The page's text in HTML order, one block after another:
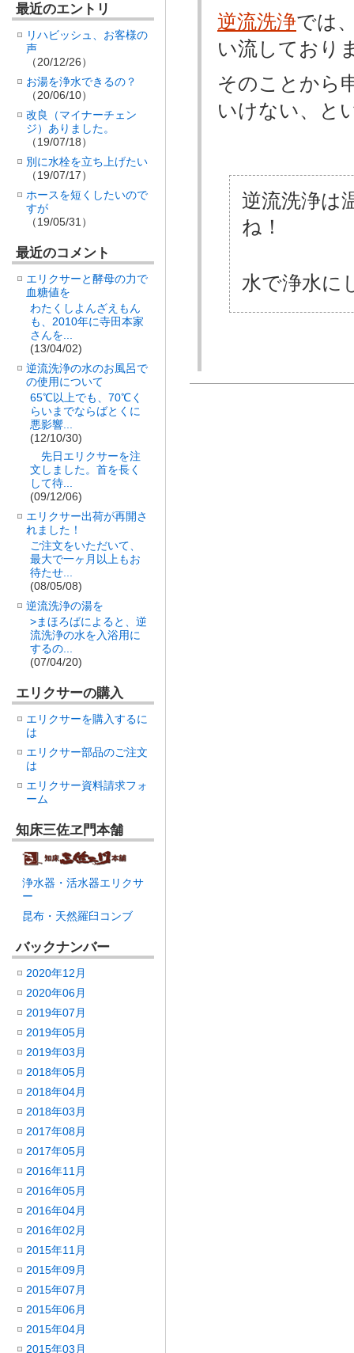
逆流洗浄では
い流しており
そのことから
いけない、と
逆流洗浄は
ね！
水で浄水に
最近のエントリ
リハビッシュ、お客様の
声
（20/12/26）
お湯を浄水できるの？
（20/06/10）
改良（マイナーチェン
ジ）ありました。
（19/07/18）
別に水栓を立ち上げたい
（19/07/17）
ホースを短くしたいので
すが
（19/05/31）
最近のコメント
エリクサーと酵母の力で
血糖値を
わたくしよんざえもん
も、2010年に寺田本家
さんを...
(13/04/02)
逆流洗浄の水のお風呂で
の使用について
65℃以上でも、70℃く
らいまでならばとくに
悪影響...
(12/10/30)
先日エリクサーを注
文しました。首を長く
して待...
(09/12/06)
エリクサー出荷が再開さ
れました！
ご注文をいただいて、
最大で一ヶ月以上もお
待たせ...
(08/05/08)
逆流洗浄の湯を
>まほろばによると、逆
流洗浄の水を入浴用に
するの...
(07/04/20)
エリクサーの購入
エリクサーを購入するに
は
エリクサー部品のご注文
は
エリクサー資料請求フォ
ーム
知床三佐ヱ門本舗
浄水器・活水器エリクサ
ー
昆布・天然羅臼コンブ
バックナンバー
2020年12月
2020年06月
2019年07月
2019年05月
2019年03月
2018年05月
2018年04月
2018年03月
2017年08月
2017年05月
2016年11月
2016年05月
2016年04月
2016年02月
2015年11月
2015年09月
2015年07月
2015年06月
2015年04月
2015年03月